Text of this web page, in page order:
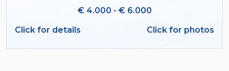
€ 4.000 - € 6.000
Click for details
Click for photos